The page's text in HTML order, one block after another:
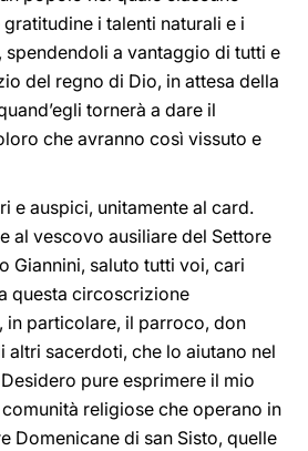
i talenti naturali e i
a vantaggio di tutti e
del regno di Dio, in attesa della
tornerà a dare il
che avranno così vissuto e
e auspici, unitamente al card.
al vescovo ausiliare del Settore
Giannini, saluto tutti voi, cari
questa circoscrizione
in particolare, il parroco, don
altri sacerdoti, che lo aiutano nel
pure esprimere il mio
religiose che operano in
Domenicane di san Sisto, quelle